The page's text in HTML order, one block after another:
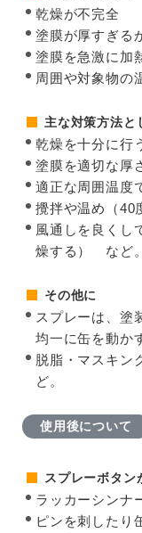
乾燥が不完全
塗膜が厚すぎる
塗膜を急激に加
周囲や対象物の
主な対策方法と
乾燥を十分に行
塗膜を適切な厚
適正な周囲温度
攪拌や温め（40
風通しを良くし
燥する） など。
その他に
スプレーは、塗
均一に缶を動か
脱脂・マスキン
ど。
使用後について
スプレーボタン
ラッカーシンナ
ピンを刺したり